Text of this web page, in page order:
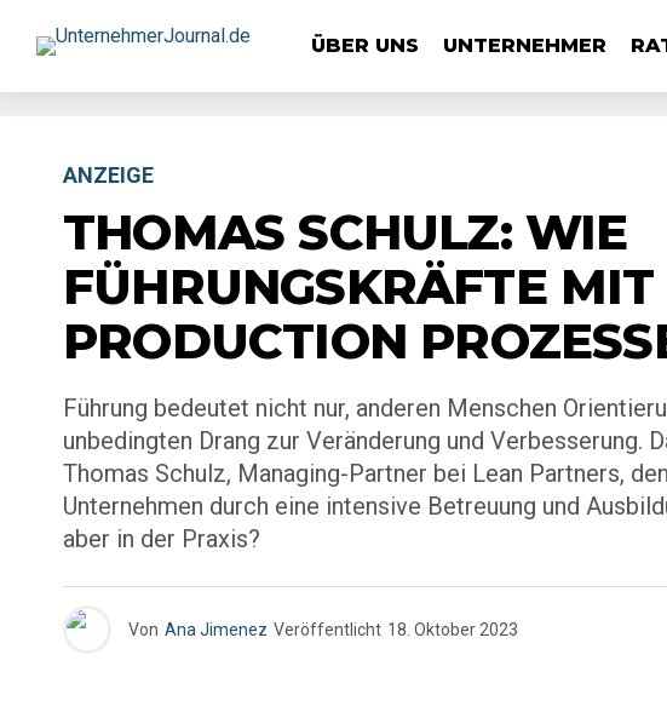
ÜBER UNS UNTERNEHMER
ANZEIGE
THOMAS SCHULZ: WIE
FÜHRUNGSKRÄFTE
PRODUCTION
Führung bedeutet nicht nur, anderen Menschen
unbedingten Drang zur Veränderung und
Thomas Schulz, Managing-Partner bei Lean Partners,
Unternehmen durch eine intensive Betreuung und
aber in der Praxis?
Von Ana Jimenez Veröffentlicht 18. Oktober 2023